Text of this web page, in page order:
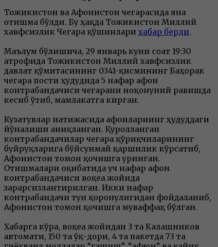
Тожикистон ва Афғонистон чегарасида яна
отишма бўлди. Бу ҳақда Тожикистон Миллий
хавфсизлик Чегара қўшинлари хабар берди.
Маълум бўлишича, 29 январь куни соат 19:30
атрофида Тожикистон Миллий хавфсизлик
давлат қўмитасининг 0341-қисмининг Баҳорак
чегара пости ҳудудида 5 нафар афғон
контрабандачиси чегарани ноқонуний равишда
кесиб ўтиб, мамлакатга кирган.
Кузатувлар натижасида афғонларнинг ҳудуддаги
йўналиши аниқланган. Қуролланган
контрабандачилар чегара қўриқчиларининг
буйруқларига бўйсунмай қаршилик кўрсатиб,
Афғонистон томон қочишга уринган.
Отишмалари оқибатида уч нафар афғон
контрабандачиси воқеа жойида
зарарсизлантирилган. Икки нафар
контрабандачи тун қоронғулигидан фойдаланиб,
Афғонистон томон қочишга муваффақ бўлган.
Хабарга кўра, воқеа жойидан 3 та Калашников
автомати, 150 та ўқ-дори, 4 та пакетда 73 та